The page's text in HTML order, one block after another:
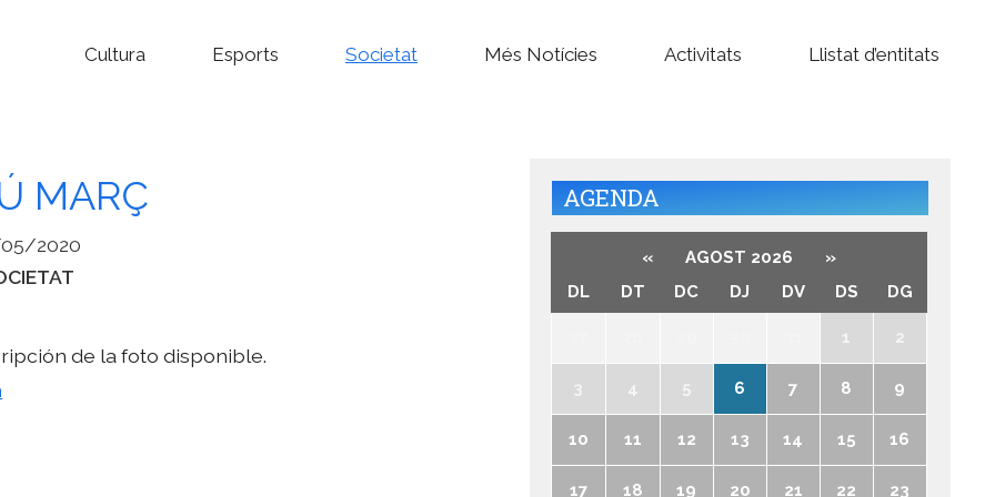
Cultura Esports Societat Més Notícies Activitats Llistat d’entitats
MARÇ
2020
AGENDA
« AGOST 2026
»
DL
DT DC DJ DV DS DG
1 2
3 4 5 6 7 8 9
10 11 12 13 14 15 16
17 18 19 20 21 22 23